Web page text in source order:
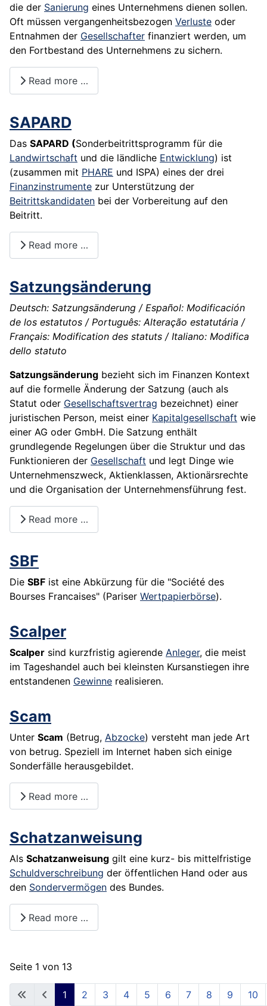
die der Sanierung eines Unternehmens dienen sollen.
Oft müssen vergangenheitsbezogen Verluste oder
Entnahmen der Gesellschafter finanziert werden, um
den Fortbestand des Unternehmens zu sichern.
Read more …
SAPARD
Das SAPARD (Sonderbeitrittsprogramm für die
Landwirtschaft und die ländliche Entwicklung) ist
(zusammen mit PHARE und ISPA) eines der drei
Finanzinstrumente zur Unterstützung der
Beitrittskandidaten bei der Vorbereitung auf den
Beitritt.
Read more …
Satzungsänderung
Deutsch: Satzungsänderung / Español: Modificación
de los estatutos / Português: Alteração estatutária /
Français: Modification des statuts / Italiano: Modifica
dello statuto
Satzungsänderung bezieht sich im Finanzen Kontext
auf die formelle Änderung der Satzung (auch als
Statut oder Gesellschaftsvertrag bezeichnet) einer
juristischen Person, meist einer Kapitalgesellschaft wie
einer AG oder GmbH. Die Satzung enthält
grundlegende Regelungen über die Struktur und das
Funktionieren der Gesellschaft und legt Dinge wie
Unternehmenszweck, Aktienklassen, Aktionärsrechte
und die Organisation der Unternehmensführung fest.
Read more …
SBF
Die SBF ist eine Abkürzung für die "Société des
Bourses Francaises" (Pariser Wertpapierbörse).
Scalper
Scalper sind kurzfristig agierende Anleger, die meist
im Tageshandel auch bei kleinsten Kursanstiegen ihre
entstandenen Gewinne realisieren.
Scam
Unter Scam (Betrug, Abzocke) versteht man jede Art
von betrug. Speziell im Internet haben sich einige
Sonderfälle herausgebildet.
Read more …
Schatzanweisung
Als Schatzanweisung gilt eine kurz- bis mittelfristige
Schuldverschreibung der öffentlichen Hand oder aus
den Sondervermögen des Bundes.
Read more …
Seite 1 von 13
1 2 3 4 5 6 7 8 9 10